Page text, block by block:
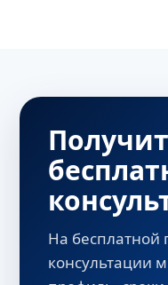
На бесплатной
консультации